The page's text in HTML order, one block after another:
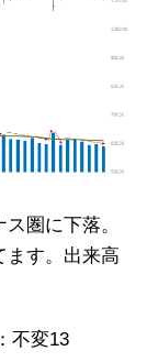
圏に下落。
ます。出来高
不変13